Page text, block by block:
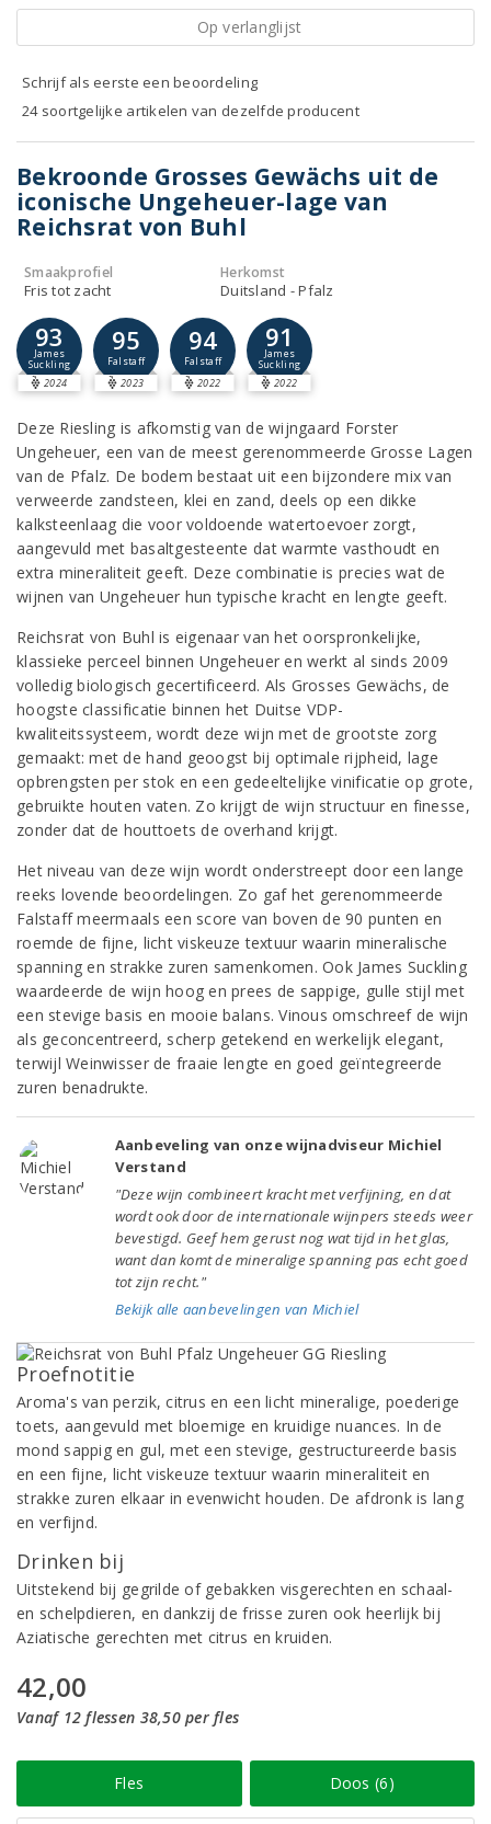
Op verlanglijst
Schrijf als eerste een beoordeling
24 soortgelijke artikelen van dezelfde producent
Bekroonde Grosses Gewächs uit de
iconische Ungeheuer-lage van
Reichsrat von Buhl
Smaakprofiel
Fris tot zacht
Herkomst
Duitsland - Pfalz
93
James
Suckling
2024
95
Falstaff
2023
94
Falstaff
2022
91
James
Suckling
2022
Deze Riesling is afkomstig van de wijngaard Forster
Ungeheuer, een van de meest gerenommeerde Grosse Lagen
van de Pfalz. De bodem bestaat uit een bijzondere mix van
verweerde zandsteen, klei en zand, deels op een dikke
kalksteenlaag die voor voldoende watertoevoer zorgt,
aangevuld met basaltgesteente dat warmte vasthoudt en
extra mineraliteit geeft. Deze combinatie is precies wat de
wijnen van Ungeheuer hun typische kracht en lengte geeft.
Reichsrat von Buhl is eigenaar van het oorspronkelijke,
klassieke perceel binnen Ungeheuer en werkt al sinds 2009
volledig biologisch gecertificeerd. Als Grosses Gewächs, de
hoogste classificatie binnen het Duitse VDP-
kwaliteitssysteem, wordt deze wijn met de grootste zorg
gemaakt: met de hand geoogst bij optimale rijpheid, lage
opbrengsten per stok en een gedeeltelijke vinificatie op grote,
gebruikte houten vaten. Zo krijgt de wijn structuur en finesse,
zonder dat de houttoets de overhand krijgt.
Het niveau van deze wijn wordt onderstreept door een lange
reeks lovende beoordelingen. Zo gaf het gerenommeerde
Falstaff meermaals een score van boven de 90 punten en
roemde de fijne, licht viskeuze textuur waarin mineralische
spanning en strakke zuren samenkomen. Ook James Suckling
waardeerde de wijn hoog en prees de sappige, gulle stijl met
een stevige basis en mooie balans. Vinous omschreef de wijn
als geconcentreerd, scherp getekend en werkelijk elegant,
terwijl Weinwisser de fraaie lengte en goed geïntegreerde
zuren benadrukte.
Aanbeveling van onze wijnadviseur Michiel
Verstand
"Deze wijn combineert kracht met verfijning, en dat
wordt ook door de internationale wijnpers steeds weer
bevestigd. Geef hem gerust nog wat tijd in het glas,
want dan komt de mineralige spanning pas echt goed
tot zijn recht."
Bekijk alle aanbevelingen van Michiel
Proefnotitie
Aroma's van perzik, citrus en een licht mineralige, poederige
toets, aangevuld met bloemige en kruidige nuances. In de
mond sappig en gul, met een stevige, gestructureerde basis
en een fijne, licht viskeuze textuur waarin mineraliteit en
strakke zuren elkaar in evenwicht houden. De afdronk is lang
en verfijnd.
Drinken bij
Uitstekend bij gegrilde of gebakken visgerechten en schaal-
en schelpdieren, en dankzij de frisse zuren ook heerlijk bij
Aziatische gerechten met citrus en kruiden.
42,00
Vanaf 12 flessen 38,50 per fles
Fles Doos (6)